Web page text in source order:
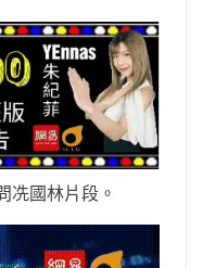
冼國林片段。